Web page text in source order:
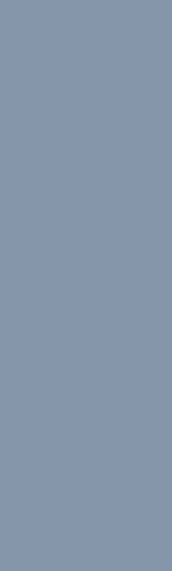
Перейти к